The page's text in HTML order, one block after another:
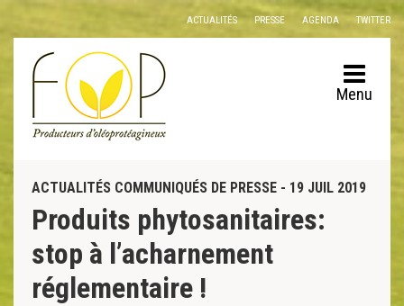
Panneau de gestion des cookies
ACTUALITÉS PRESSE AGENDA TWITTER
Menu
ACTUALITÉS COMMUNIQUÉS DE PRESSE - 19 JUIL 2019
Produits phytosanitaires:
stop à l’acharnement
réglementaire !